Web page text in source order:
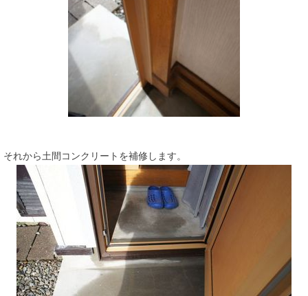
それから土間コンクリートを補修します。